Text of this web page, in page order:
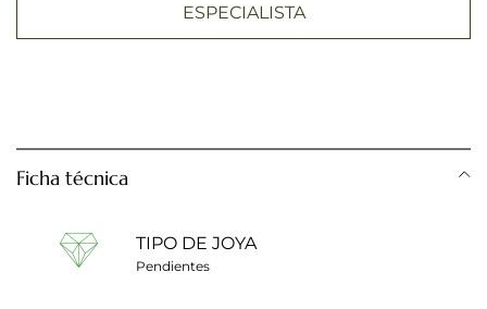
ESPECIALISTA
Ficha técnica
TIPO DE JOYA
Pendientes